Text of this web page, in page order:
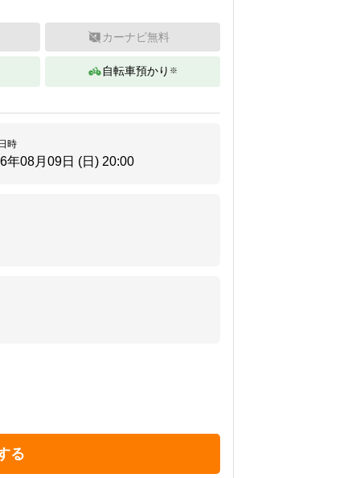
カーナビ無料
自転車預かり ※
時
年08月09日 (日) 20:00
る